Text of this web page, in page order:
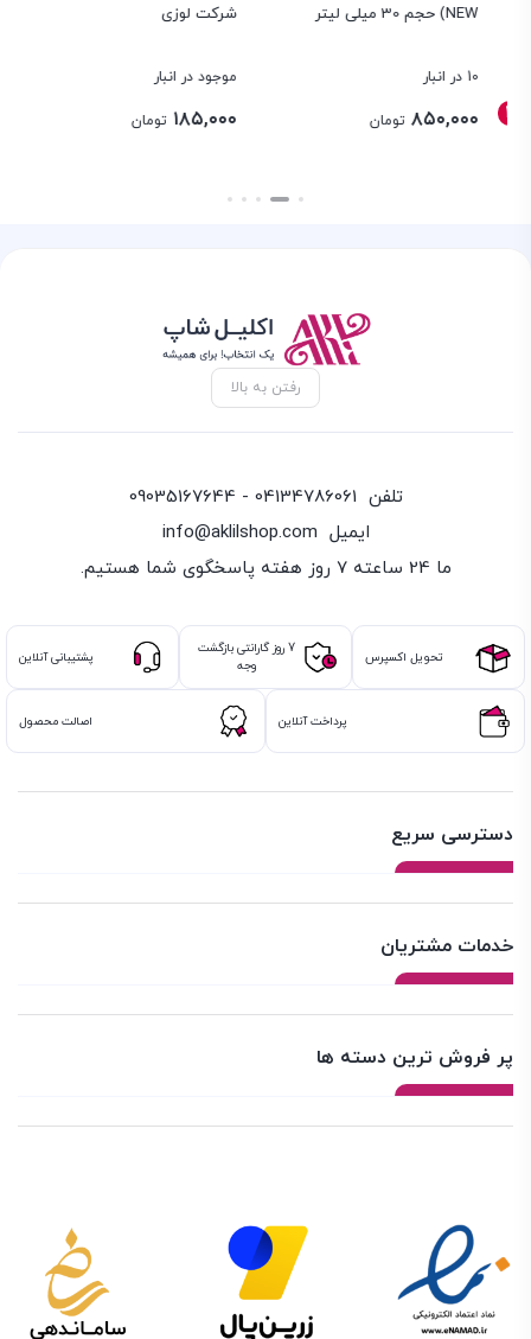
NEW) حجم 30 میلی لیتر
۸۵۰,۰۰۰ تومان
شرکت لوزی
موجود در انبار
۱۸۵,۰۰۰ تومان
بستن
رفتن به بالا
تلفن 04134786061 - 09035167644
ایمیل info@aklilshop.com
ما 24 ساعته 7 روز هفته پاسخگوی شما هستیم.
تحویل اکسپرس
7 روز گارانتی بازگشت
وجه
پشتیبانی آنلاین
پرداخت آنلاین اصالت محصول
دسترسی سریع
خدمات مشتریان
پر فروش ترین دسته ها